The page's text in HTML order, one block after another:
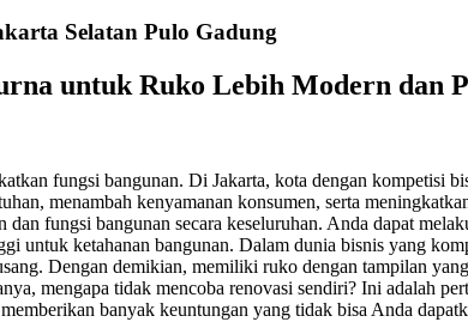
Selatan Pulo Gadung
untuk Ruko Lebih Modern dan
fungsi bangunan. Di Jakarta, kota dengan kompetisi
menambah kenyamanan konsumen, serta
fungsi bangunan secara keseluruhan. Anda dapat
untuk ketahanan bangunan. Dalam dunia bisnis yang
Dengan demikian, memiliki ruko dengan tampilan
mengapa tidak mencoba renovasi sendiri? Ini adalah
banyak keuntungan yang tidak bisa Anda